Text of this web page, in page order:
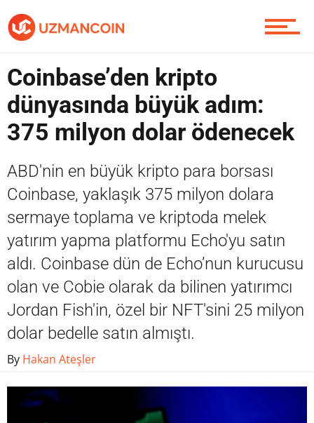
Soru Sor
Contact / İletişim
Coinbase’den kripto
dünyasında büyük adım:
375 milyon dolar ödenecek
ABD'nin en büyük kripto para borsası
Coinbase, yaklaşık 375 milyon dolara
sermaye toplama ve kriptoda melek
yatırım yapma platformu Echo'yu satın
aldı. Coinbase dün de Echo’nun kurucusu
olan ve Cobie olarak da bilinen yatırımcı
Jordan Fish'in, özel bir NFT'sini 25 milyon
dolar bedelle satın almıştı.
By Hakan Ateşler